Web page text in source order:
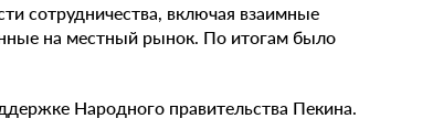
сотрудничества, включая взаимные
на местный рынок. По итогам было
Народного правительства Пекина.